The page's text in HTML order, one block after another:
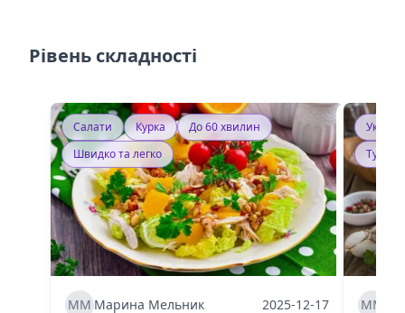
Рівень складності
Салати Курка
До 60 хвилин
Швидко та легко
ММ Марина Мельник 2025-12-17 ММ